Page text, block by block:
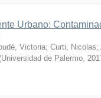
Urbano:
Victoria; Curti, Nicolas;
(Universidad de Palermo,